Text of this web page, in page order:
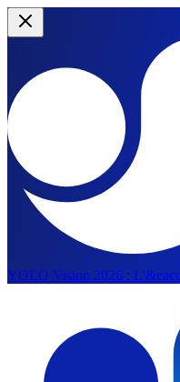
YOLO Vision 2026 :